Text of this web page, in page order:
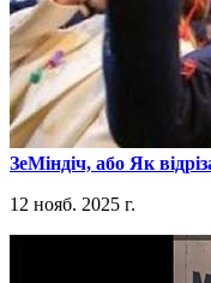
​ЗеМіндіч, або Як
12 нояб. 2025 г.